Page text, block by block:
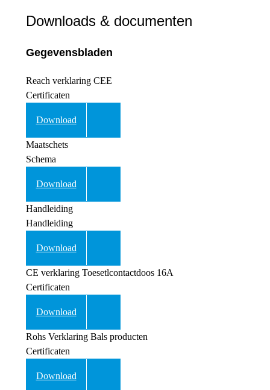
Downloads & documenten
Gegevensbladen
Reach verklaring CEE
Certificaten
Download
Maatschets
Schema
Download
Handleiding
Handleiding
Download
CE verklaring Toesetlcontactdoos 16A
Certificaten
Download
Rohs Verklaring Bals producten
Certificaten
Download